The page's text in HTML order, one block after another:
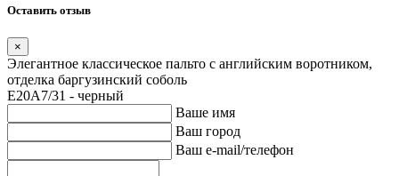
Оставить отзыв
×
Элегантное классическое пальто с английским воротником,
отделка баргузинский соболь
E20A7/31 - черный
Ваше имя
Ваш город
Ваш e-mail/телефон